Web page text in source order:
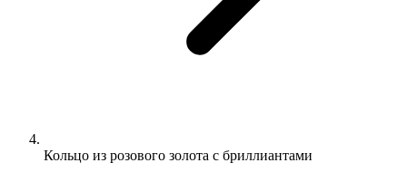
Кольцо из розового золота с бриллиантами